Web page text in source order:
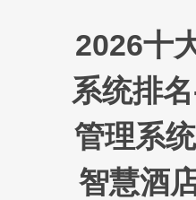
2026十
系统排
管理系
智慧酒